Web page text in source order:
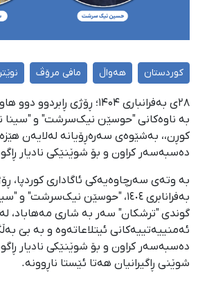
کوردستان هەواڵ مافی مرۆڤ
۲۸ی بەفرانباری ۱۴۰۴؛ ڕۆژی
بە ناوەکانی "حوسێن نیک‌سرشت" و
کوڕن،، بەشێوەی سەرەڕۆیانە لەلایەن
دەسبەسەر کراون و بۆ شوێنێکی نادیار
بەفرانابری ١٤٠٤، "حوسێن
گوندی "ترشکان" سەر بە شاری مەهاباد،
ئەمنییەتییەکانی ئیتلاعاتەوە و بە بێ
دەسبەسەر کراون و بۆ شوێنێکی نادیار
شوێنی ڕاگیرانیان هەتا ئێستا ناڕوونە.